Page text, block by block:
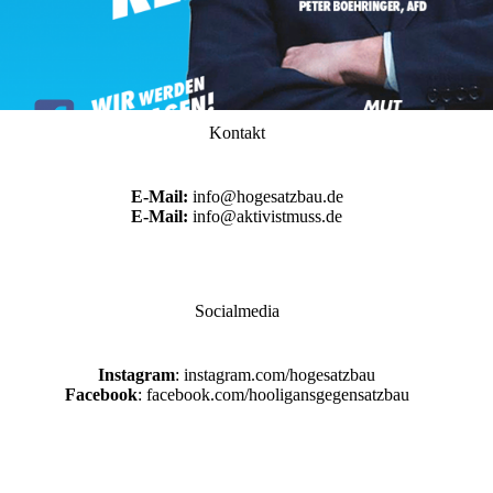
Kontakt
E-Mail: info@hogesatzbau.de
E-Mail: info@aktivistmuss.de
Socialmedia
Instagram: instagram.com/hogesatzbau
Facebook: facebook.com/hooligansgegensatzbau